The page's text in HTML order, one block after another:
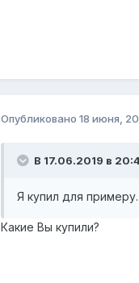
Опубликовано 18 июня,
В 17.06.2019 в
Я купил для
Какие Вы купили?